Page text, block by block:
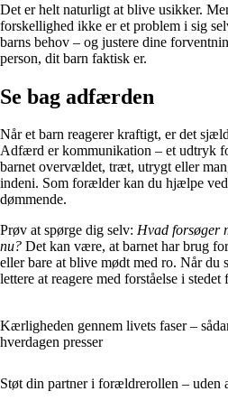
Det er helt naturligt at blive usikker.
forskellighed ikke er et problem i sig
barns behov – og justere dine
person, dit barn faktisk er.
Se bag adfærden
Når et barn reagerer kraftigt, er det
Adfærd er kommunikation – et udtryk
barnet overvældet, træt, utrygt eller
indeni. Som forælder kan du hjælpe
dømmende.
Prøv at spørge dig selv: Hvad forsøger
nu? Det kan være, at barnet har brug
eller bare at blive mødt med ro. Når du
lettere at reagere med forståelse i
Kærligheden gennem livets faser –
hverdagen presser
Støt din partner i forældrerollen – uden